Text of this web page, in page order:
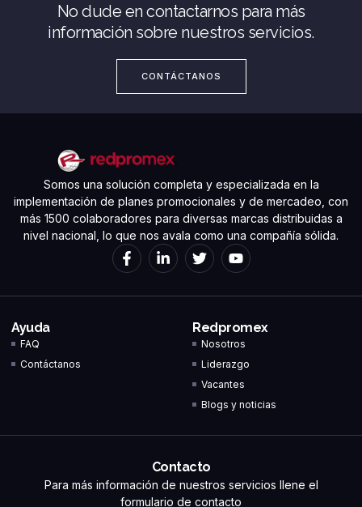
No dude en contactarnos para más
información sobre nuestros servicios.
CONTÁCTANOS
Somos una solución completa y especializada en la
implementación de planes promocionales y de mercadeo, con
más 1500 colaboradores para diversas marcas distribuidas a
nivel nacional, lo que nos avala como una compañía sólida.
Ayuda
FAQ
Contáctanos
Redpromex
Nosotros
Liderazgo
Vacantes
Blogs y noticias
Contacto
Para más información de nuestros servicios llene el
formulario de contacto